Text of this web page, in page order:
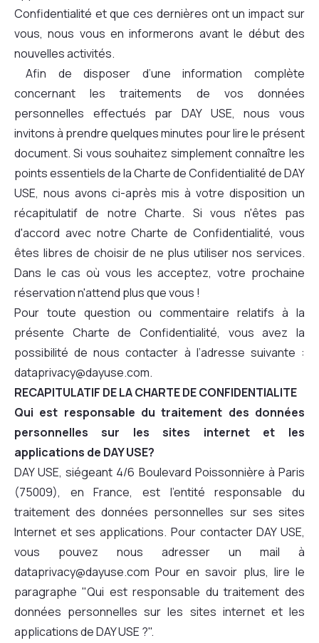
Confidentialité et que ces dernières ont un impact sur
vous, nous vous en informerons avant le début des
nouvelles activités.
Afin de disposer d’une information complète
concernant les traitements de vos données
personnelles effectués par DAY USE, nous vous
invitons à prendre quelques minutes pour lire le présent
document. Si vous souhaitez simplement connaître les
points essentiels de la Charte de Confidentialité de DAY
USE, nous avons ci-après mis à votre disposition un
récapitulatif de notre Charte. Si vous n'êtes pas
d'accord avec notre Charte de Confidentialité, vous
êtes libres de choisir de ne plus utiliser nos services.
Dans le cas où vous les acceptez, votre prochaine
réservation n'attend plus que vous !
Pour toute question ou commentaire relatifs à la
présente Charte de Confidentialité, vous avez la
possibilité de nous contacter à l’adresse suivante :
dataprivacy@dayuse.com.
RECAPITULATIF DE LA CHARTE DE CONFIDENTIALITE
Qui est responsable du traitement des données
personnelles sur les sites internet et les
applications de DAY USE?
DAY USE, siégeant 4/6 Boulevard Poissonnière à Paris
(75009), en France, est l’entité responsable du
traitement des données personnelles sur ses sites
Internet et ses applications. Pour contacter DAY USE,
vous pouvez nous adresser un mail à
dataprivacy@dayuse.com Pour en savoir plus, lire le
paragraphe "Qui est responsable du traitement des
données personnelles sur les sites internet et les
applications de DAY USE ?".